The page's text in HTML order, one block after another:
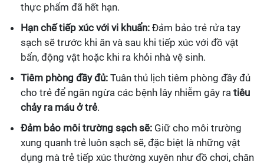
thực phẩm đã hết hạn.
Hạn chế tiếp xúc với vi khuẩn: Đảm bảo trẻ rửa tay
sạch sẽ trước khi ăn và sau khi tiếp xúc với đồ vật
bẩn, động vật hoặc khi ra khỏi nhà vệ sinh.
Tiêm phòng đầy đủ: Tuân thủ lịch tiêm phòng đầy đủ
cho trẻ để ngăn ngừa các bệnh lây nhiễm gây ra tiêu
chảy ra máu ở trẻ.
Đảm bảo môi trường sạch sẽ: Giữ cho môi trường
xung quanh trẻ luôn sạch sẽ, đặc biệt là những vật
dụng mà trẻ tiếp xúc thường xuyên như đồ chơi, chăn